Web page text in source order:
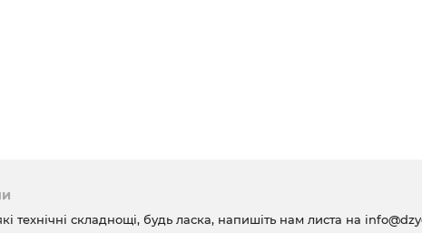
технічні складнощі, будь ласка, напишіть нам листа на